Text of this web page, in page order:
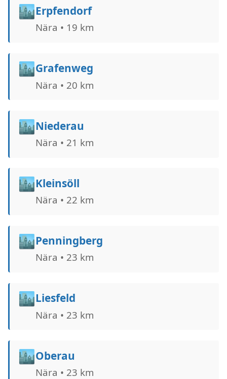
🏙️Erpfendorf
Nära • 19 km
🏙️Grafenweg
Nära • 20 km
🏙️Niederau
Nära • 21 km
🏙️Kleinsöll
Nära • 22 km
🏙️Penningberg
Nära • 23 km
🏙️Liesfeld
Nära • 23 km
🏙️Oberau
Nära • 23 km